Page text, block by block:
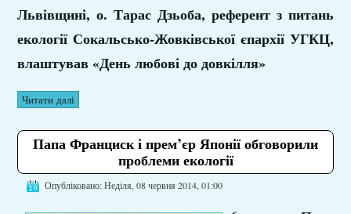
Львівщині, о. Тарас Дзьоба, референт з питань
екології Сокальсько-Жовківської єпархії УГКЦ,
влаштував «День любові до довкілля»
Читати далі
Папа Франциск і прем’єр Японії обговорили
проблеми екології
Опубліковано: Неділя, 08 червня 2014, 01:00